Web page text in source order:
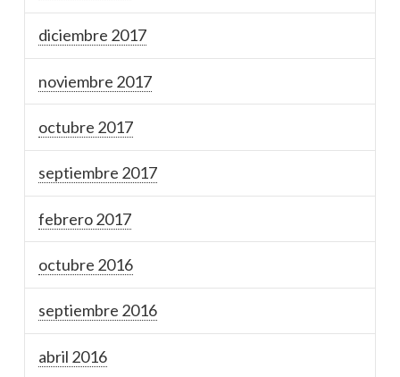
diciembre 2017
noviembre 2017
octubre 2017
septiembre 2017
febrero 2017
octubre 2016
septiembre 2016
abril 2016